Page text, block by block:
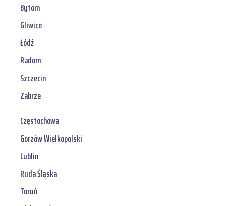
Bytom
Gliwice
Łódź
Radom
Szczecin
Zabrze
Częstochowa
Gorzów Wielkopolski
Lublin
Ruda Śląska
Toruń